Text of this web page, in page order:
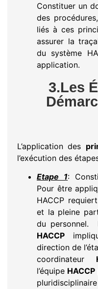
Constituer un
des
liés à ces
assurer la
du système
application.
3.Les
L’application des
l’exécution des
Etape 1:
Pour être
HACCP
et la pleine
du personnel.
HACCP
direction de
coordinateur
l’équipe HACCP